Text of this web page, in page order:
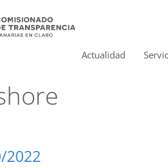
Actualidad
2022